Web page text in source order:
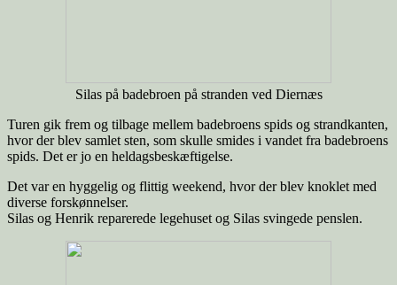
Silas på badebroen på stranden ved Diernæs
Turen gik frem og tilbage mellem badebroens spids og strandkanten,
hvor der blev samlet sten, som skulle smides i vandet fra badebroens
spids. Det er jo en heldagsbeskæftigelse.
Det var en hyggelig og flittig weekend, hvor der blev knoklet med
diverse forskønnelser.
Silas og Henrik reparerede legehuset og Silas svingede penslen.